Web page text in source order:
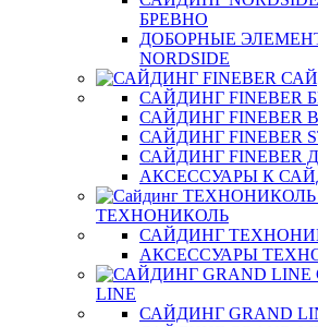
БРЕВНО
ДОБОРНЫЕ
NORDSIDE
САЙДИНГ FINEBER
САЙДИНГ FINEBER
САЙДИНГ FINEBER
САЙДИНГ FINEBER
АКСЕССУАРЫ К
ТЕХНОНИКОЛЬ
САЙДИНГ
АКСЕССУАРЫ
LINE
САЙДИНГ GRAND